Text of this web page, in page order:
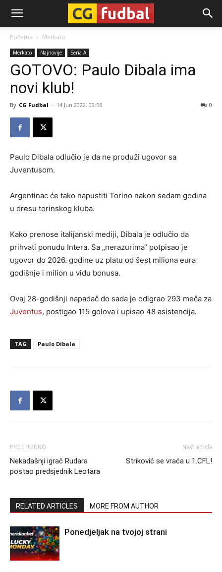
CG-
Fudbal
Početna Merkato
Merkato Najnovije Seria A
GOTOVO: Paulo Dibala ima
novi klub!
By CG Fudbal - 14 Jun 2022. 09:56 0
Paulo Dibala odlučio je da ne produži ugovor sa
Juventusom.
Argentinac će tako napustiti Torino nakon sedam godina
u dresu torinskog kluba.
Kako prenose italijanski mediji, Dibala je odlučio da
prihvati ponudu Intera. Sa „nerazurima“ potpisao je
ugovor do 2026. godine uz platu od šest miliona eura
godišnje i milion u vidu bonusa.
Ovaj 28-godišnji napadač do sada je odigrao 293 meča za
Juventus, postigao 115 golova i upisao 48 asistencija.
TAG Paulo Dibala
PRETHODNO
Nekadašnji igrač Rudara
postao predsjednik Leotara
Next article
Striković se vraća u 1.CFL!
RELATED ARTICLES MORE FROM AUTHOR
Ponedjeljak na tvojoj strani